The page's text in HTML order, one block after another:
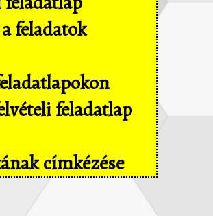
feladatok
feladatlap
címkézése